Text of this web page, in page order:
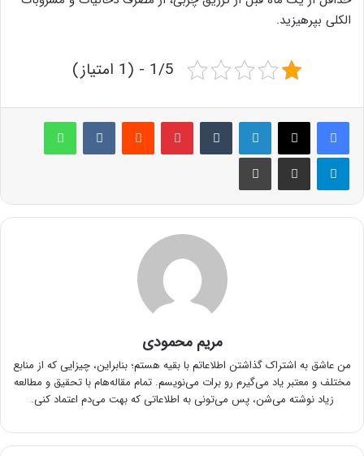
الکلی بپرهیزید.
1/5 - (1 امتیاز)
لینکدین ‫تامبلر پینترست‫رددیت ‫VKontakteواتس آپ
تلگرام اشتراک گذاری از طریق ایمیل چاپ
مریم محمودی
من عاشق به اشتراک گذاشتن اطلاعاتم با بقیه هستم؛ بنابراین، چیزایی که از منابع
مختلف و معتبر یاد می‌گیرم رو برات می‌نویسم. تمام مقاله‌هام با تحقیق و مطالعه
زیاد نوشته می‌شن، پس می‌تونی به اطلاعاتی که بهت می‌دم اعتماد کنی.